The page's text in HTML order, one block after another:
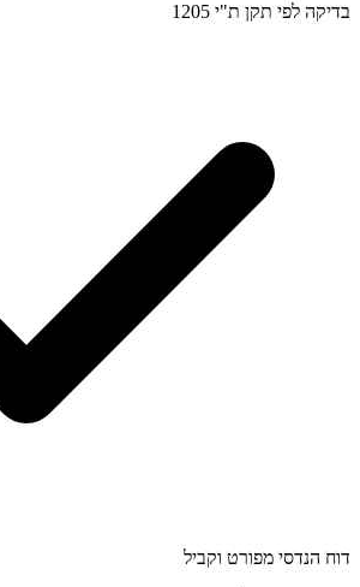
בדיקה לפי תקן ת"י 1205
דוח הנדסי מפורט וקביל